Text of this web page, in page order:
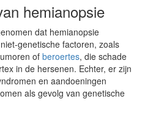
hemianopsie
dat hemianopsie
genetische factoren, zoals
of beroertes, die schade
in de hersenen. Echter, er zijn
en aandoeningen
als gevolg van genetische